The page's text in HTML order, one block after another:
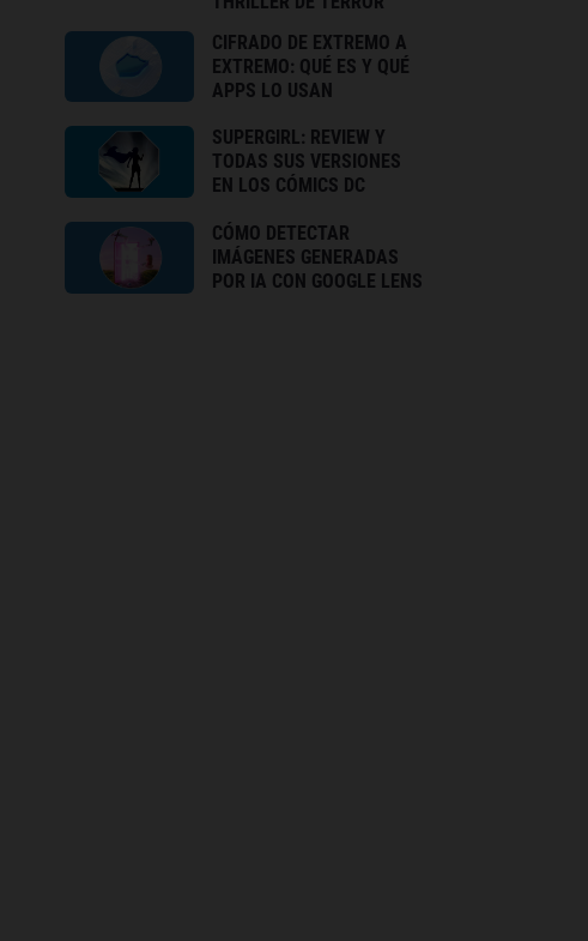
CIFRADO DE EXTREMO A
EXTREMO: QUÉ ES Y QUÉ
APPS LO USAN
SUPERGIRL: REVIEW Y
TODAS SUS VERSIONES
EN LOS CÓMICS DC
CÓMO DETECTAR
IMÁGENES GENERADAS
POR IA CON GOOGLE LENS